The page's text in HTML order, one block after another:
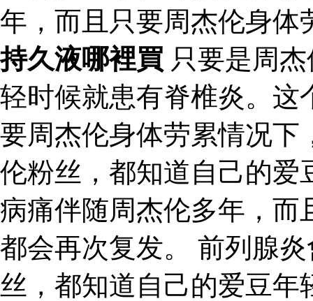
年，而且只要周杰伦身体
持久液哪裡買 只要是周
轻时候就患有脊椎炎。这
要周杰伦身体劳累情况下
伦粉丝，都知道自己的爱
病痛伴随周杰伦多年，而
都会再次复发。 前列腺
丝，都知道自己的爱豆